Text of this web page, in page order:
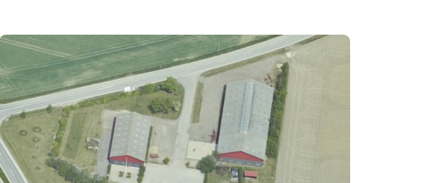
Planteavlsgård
/
-
jord:
Skørringevej
33,
4930